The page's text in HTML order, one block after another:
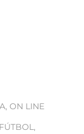
, ON LINE
FÚTBOL,